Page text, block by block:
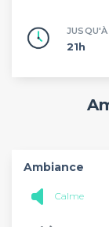
JUSQU'À
21h
Ambiance
Calme